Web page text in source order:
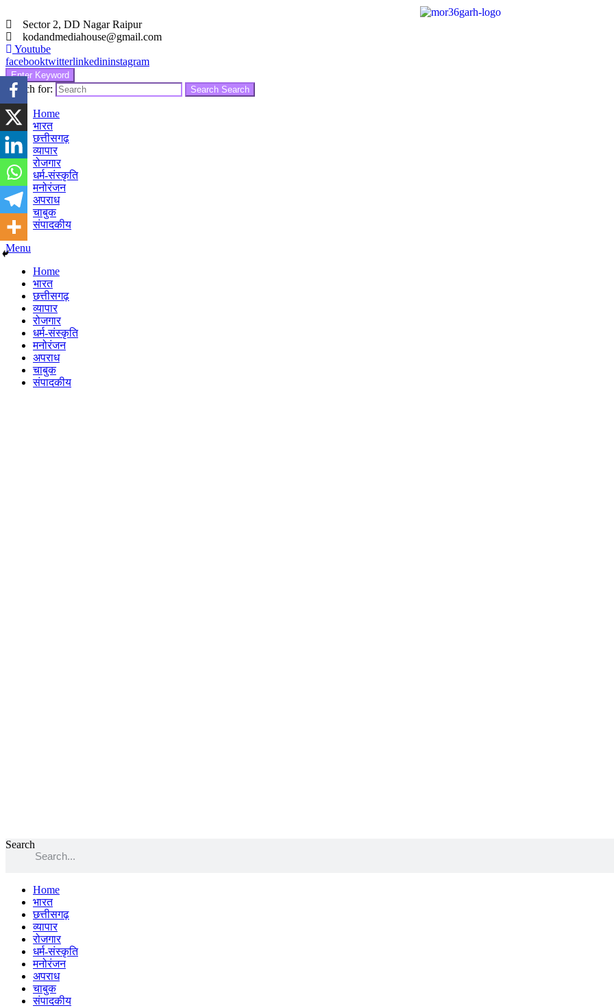
Sector 2, DD Nagar Raipur
kodandmediahouse@gmail.com
Youtube
facebooktwitterlinkedininstagram
Enter Keyword
Search for: Search Search
Home
भारत
छत्तीसगढ़
व्यापार
रोजगार
धर्म-संस्कृति
मनोरंजन
अपराध
चाबुक
संपादकीय
Menu
Home
भारत
छत्तीसगढ़
व्यापार
रोजगार
धर्म-संस्कृति
मनोरंजन
अपराध
चाबुक
संपादकीय
Search
Home
भारत
छत्तीसगढ़
व्यापार
रोजगार
धर्म-संस्कृति
मनोरंजन
अपराध
चाबुक
संपादकीय